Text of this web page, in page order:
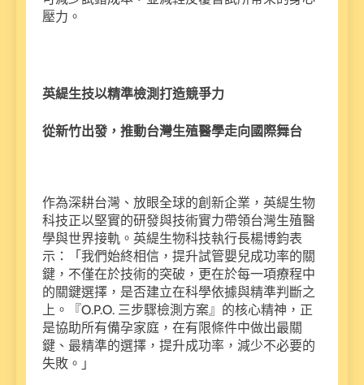
壓力。
英緹生技以精準檢測打造競爭力
從新竹出發，推動台灣生殖醫學走向國際舞台
作為深耕台灣、放眼全球的創新企業，英緹生物
科技正以堅實的研發與技術實力帶領台灣生殖醫
學與世界接軌。英緹生物科技執行長楊博鈞表
示：「我們始終相信，提升試管嬰兒成功率的關
鍵，不僅在於技術的突破，更在於每一項療程中
的關鍵選擇，是否建立在科學依據與精準判斷之
上。『O.P.O. 三步驟檢測方案』的核心精神，正
是協助所有備孕家庭，在有限條件中做出最關
鍵、最精準的選擇，提升成功率，減少不必要的
失敗。」